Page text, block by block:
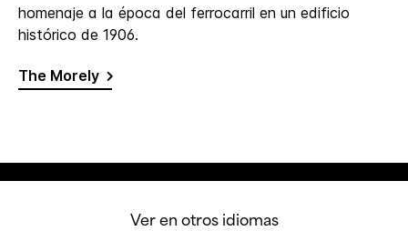
homenaje a la época del ferrocarril en un edificio
histórico de 1906.
The Morely
Ver en otros idiomas